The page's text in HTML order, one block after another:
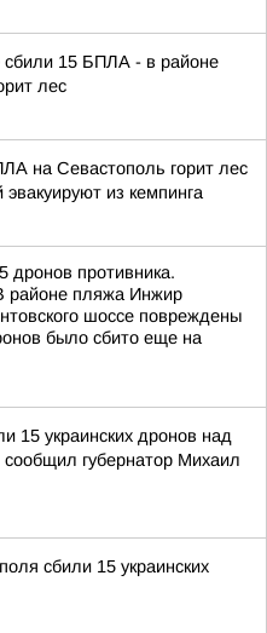
сбили 15 БПЛА - в районе
лес
на Севастополь горит лес
из кемпинга
дронов противника.
районе пляжа Инжир
шоссе повреждены
было сбито еще на
15 украинских дронов над
губернатор Михаил
сбили 15 украинских